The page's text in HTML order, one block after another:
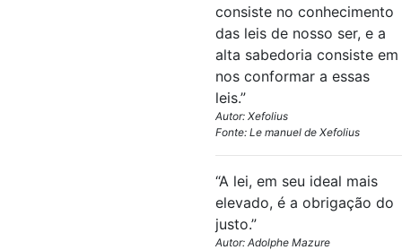
consiste no conhecimento
das leis de nosso ser, e a
alta sabedoria consiste em
nos conformar a essas
leis.”
Autor: Xefolius
Fonte: Le manuel de Xefolius
“A lei, em seu ideal mais
elevado, é a obrigação do
justo.”
Autor: Adolphe Mazure